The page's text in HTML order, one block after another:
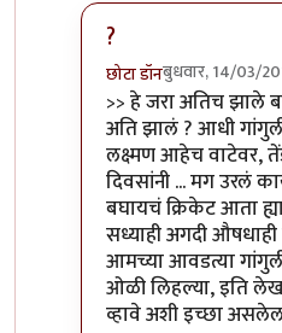
?
छोटा डॉनबुधवार, 14/03/
In reply toखी खी खी...
>> हे जरा अतिच झाले
अति झालं ? आधी
लक्ष्मण आहेच वाटेवर,
दिवसांनी ... मग उरलं
बघायचं क्रिकेट आता
सध्याही अगदी औषधाही
आमच्या आवडत्या
ओळी लिहल्या, इति
व्हावे अशी इच्छा